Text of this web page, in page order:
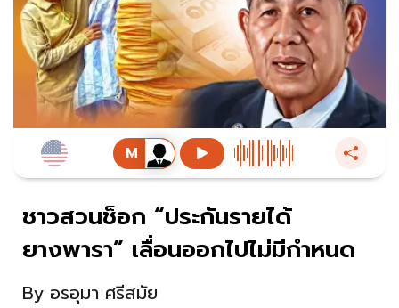
ชาวสวนช็อก “ประกันรายได้
ยางพารา” เลื่อนออกไปไม่มีกำหนด
By อรอุมา ศรีสมัย